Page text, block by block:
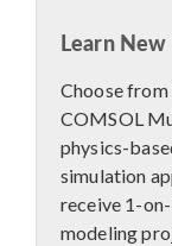
Learn
Choose from
COMSOL
physics-
simulation
receive 1-
modeling